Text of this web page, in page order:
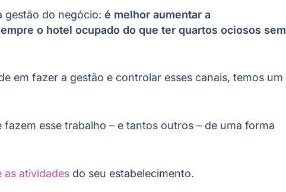
gestão do negócio: é melhor aumentar a
o hotel ocupado do que ter quartos ociosos sem
em fazer a gestão e controlar esses canais, temos um
fazem esse trabalho – e tantos outros – de uma forma
as atividades do seu estabelecimento.